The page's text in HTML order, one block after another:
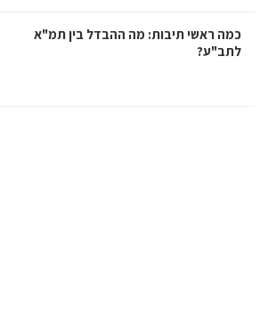
כמה ראשי תיבות: מה ההבדל בין תמ"א
לתב"ע?